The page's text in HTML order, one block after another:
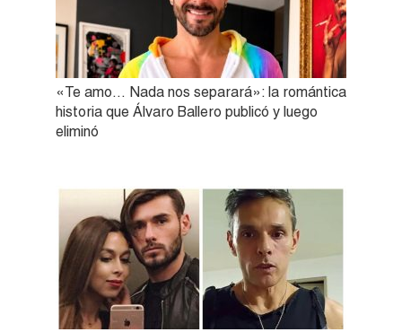
«Te amo… Nada nos separará»: la romántica
historia que Álvaro Ballero publicó y luego
eliminó